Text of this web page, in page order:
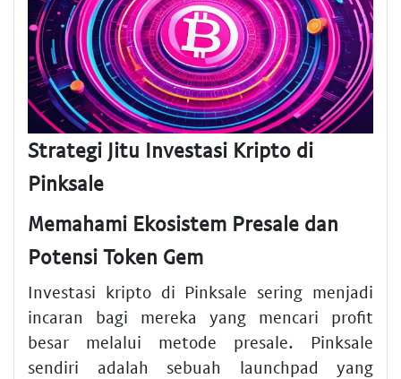
Strategi Jitu Investasi Kripto di
Pinksale
Memahami Ekosistem Presale dan
Potensi Token Gem
Investasi kripto di Pinksale sering menjadi
incaran bagi mereka yang mencari profit
besar melalui metode presale. Pinksale
sendiri adalah sebuah launchpad yang